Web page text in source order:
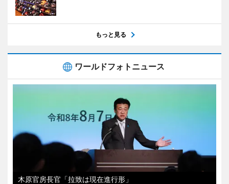
もっと見る
ワールドフォトニュース
木原官房長官「拉致は現在進行形」